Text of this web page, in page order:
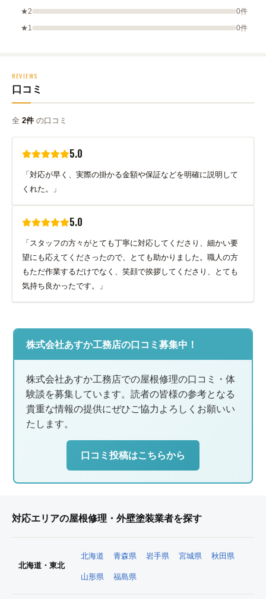
★2
0件
★1
0件
REVIEWS
口コミ
全 2件 の口コミ
5.0
「対応が早く、実際の掛かる金額や保証などを明確に説明して
くれた。」
5.0
「スタッフの方々がとても丁寧に対応してくださり、細かい要
望にも応えてくださったので、とても助かりました。職人の方
もただ作業するだけでなく、笑顔で挨拶してくださり、とても
気持ち良かったです。」
株式会社あすか工務店の口コミ募集中！
株式会社あすか工務店での屋根修理の口コミ・体
験談を募集しています。読者の皆様の参考となる
貴重な情報の提供にぜひご協力よろしくお願いい
たします。
口コミ投稿はこちらから
対応エリアの屋根修理・外壁塗装業者を探す
北海道・東北
北海道 青森県 岩手県 宮城県 秋田県
山形県 福島県